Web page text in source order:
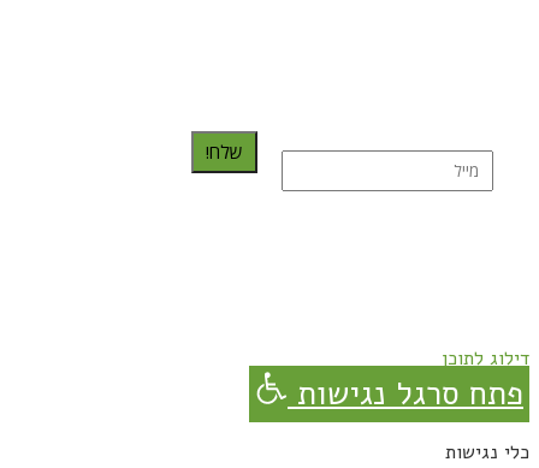
שלח!
דילוג לתוכן
פתח סרגל נגישות
כלי נגישות